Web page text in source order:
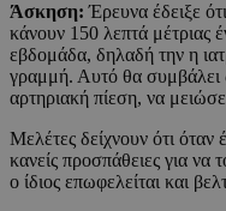
Άσκηση: Έρευνα έδειξε
κάνουν 150 λεπτά μέτριας
εβδομάδα, δηλαδή την η
γραμμή. Αυτό θα συμβάλει
αρτηριακή πίεση, να
Μελέτες δείχνουν ότι όταν
κανείς προσπάθειες για να
ο ίδιος επωφελείται και